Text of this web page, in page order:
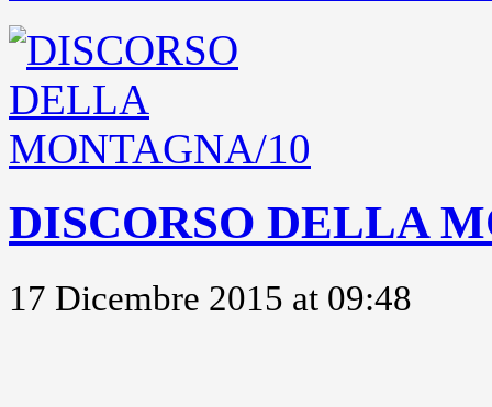
DISCORSO DELLA
17 Dicembre 2015 at 09:48